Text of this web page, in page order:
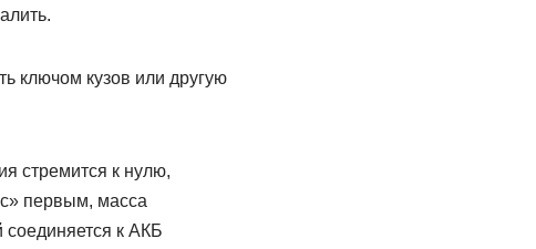
ключом кузов или другую
стремится к нулю,
первым, масса
к АКБ